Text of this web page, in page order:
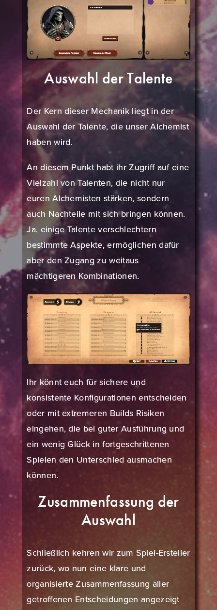
Auswahl der Talente
Der Kern dieser Mechanik liegt in der
Auswahl der Talente, die unser Alchemist
haben wird.
An diesem Punkt habt ihr Zugriff auf eine
Vielzahl von Talenten, die nicht nur
euren Alchemisten stärken, sondern
auch Nachteile mit sich bringen können.
Ja, einige Talente verschlechtern
bestimmte Aspekte, ermöglichen dafür
aber den Zugang zu weitaus
mächtigeren Kombinationen.
Ihr könnt euch für sichere und
konsistente Konfigurationen entscheiden
oder mit extremeren Builds Risiken
eingehen, die bei guter Ausführung und
ein wenig Glück in fortgeschrittenen
Spielen den Unterschied ausmachen
können.
Zusammenfassung der
Auswahl
Schließlich kehren wir zum Spiel-Ersteller
zurück, wo nun eine klare und
organisierte Zusammenfassung aller
getroffenen Entscheidungen angezeigt